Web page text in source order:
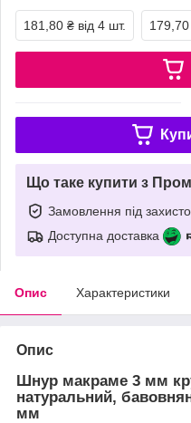
181,80 ₴ від 4 шт.
Що таке купити з
Замовлення під
Доступна доставка
Опис Характеристики
Опис
Шнур макраме 3 мм
натуральний,
мм